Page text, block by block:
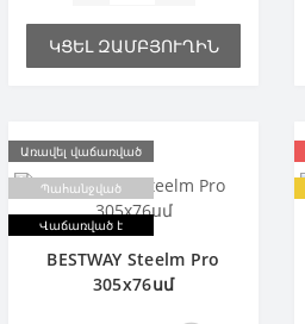
ԿՑԵԼ ԶԱՄԲՅՈՒՂԻՆ
Առավել վաճառված
Պահանջված
Վաճառված է
BESTWAY Steelm Pro
305х76սմ